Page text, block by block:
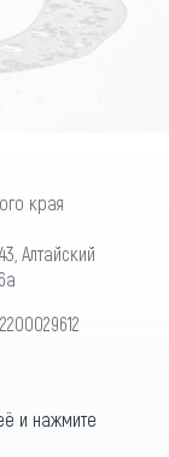
края
Алтайский
и нажмите